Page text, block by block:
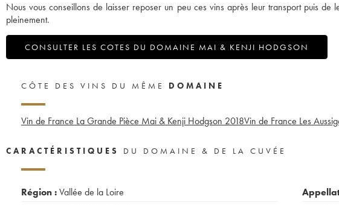
Nous vous conseillons de laisser reposer un peu ces vins après leur transport puis
pleinement.
CONSULTER LES COTES DU DOMAINE MAI & KENJI HODGSON
CÔTE DES VINS DU MÊME DOMAINE
Vin de France La Grande Pièce Mai & Kenji Hodgson 2018Vin de France Les
CARACTÉRISTIQUES DU DOMAINE & DE LA CUVÉE
Région :Vallée de la Loire